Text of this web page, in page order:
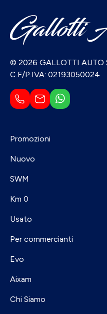
© 2026 GALLOTTI AUTO
C.F/P.IVA: 02193050024
Promozioni
Nuovo
SWM
Km 0
Usato
Per commercianti
Evo
Aixam
Chi Siamo